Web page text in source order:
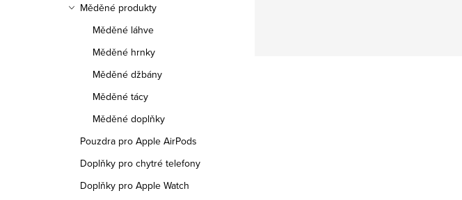
Měděné produkty
Měděné láhve
Měděné hrnky
Měděné džbány
Měděné tácy
Měděné doplňky
Pouzdra pro Apple AirPods
Doplňky pro chytré telefony
Doplňky pro Apple Watch